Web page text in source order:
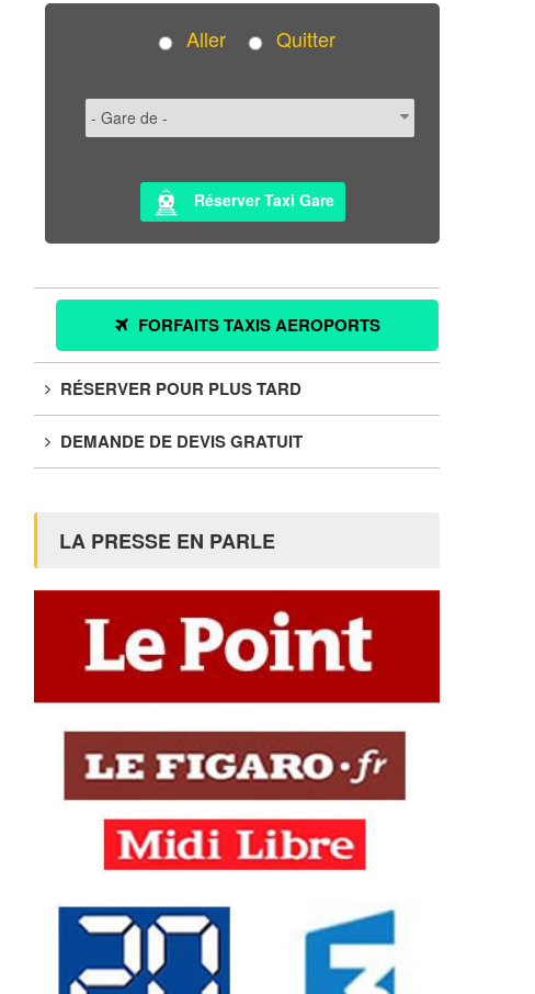
Aller Quitter
Réserver Taxi Gare
FORFAITS TAXIS AEROPORTS
RÉSERVER POUR PLUS TARD
DEMANDE DE DEVIS GRATUIT
LA PRESSE EN PARLE